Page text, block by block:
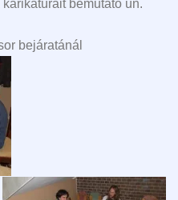
bemutató ún.
bejáratánál